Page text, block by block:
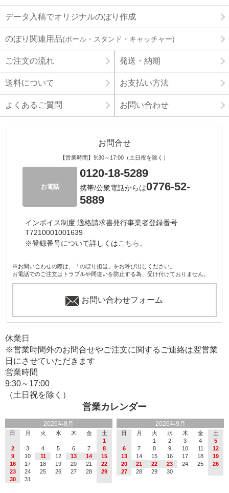
データ入稿でオリジナルのぼり作成
のぼり関連用品(ポール・スタンド・キャッチャー)
ご注文の流れ 発送・納期
送料について お支払い方法
よくあるご質問 お問い合わせ
お問合せ
【営業時間】9:30～17:00（土日祝を除く）
お電話
0120-18-5289
携帯/公衆電話からは0776-52-
5889
インボイス制度 適格請求書発行事業者登録番号
T7210001001639
※登録番号について詳しくはこちら。
※お問い合わせの際は、「のぼり担当」をお呼び出しください。
お電話でのご注文はトラブルや間違いを防止する為、受け付けておりません。
お問い合わせフォーム
営業カレンダー
2026年8月
日 月 火 水 木 金
土
1
2
3 4 5 6 7
8
9
10 11 12 13 14
15
16
17 18 19 20 21
22
23
24 25 26 27 28
29
30
31
2026年9月
日 月 火 水 木 金
土
1
2 3 4
5
6
7 8 9 10 11
12
13
14 15 16 17 18
19
20
21 22 23 24 25
26
27
28 29 30
休業日
※営業時間外のお問合せやご注文に関するご連絡は翌営業
日にさせていただきます
営業時間
9:30～17:00
（土日祝を除く）